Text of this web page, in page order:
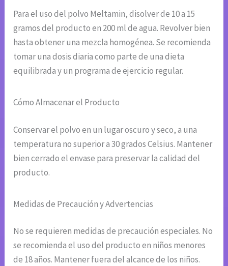
Para el uso del polvo Meltamin, disolver de 10 a 15
gramos del producto en 200 ml de agua. Revolver bien
hasta obtener una mezcla homogénea. Se recomienda
tomar una dosis diaria como parte de una dieta
equilibrada y un programa de ejercicio regular.
Cómo Almacenar el Producto
Conservar el polvo en un lugar oscuro y seco, a una
temperatura no superior a 30 grados Celsius. Mantener
bien cerrado el envase para preservar la calidad del
producto.
Medidas de Precaución y Advertencias
No se requieren medidas de precaución especiales. No
se recomienda el uso del producto en niños menores
de 18 años. Mantener fuera del alcance de los niños.